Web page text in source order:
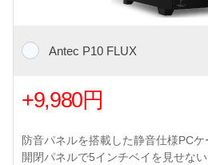
Antec P10 FLUX
+9,980円
防音パネルを搭載した静音仕様PCケ
開閉パネルで5インチベイを見せな